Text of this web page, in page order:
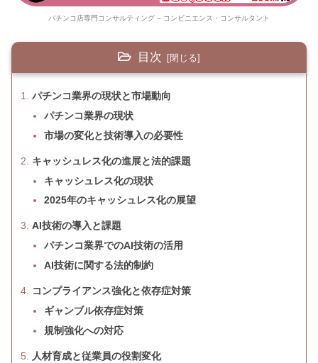
パチンコ店専門コンサルティング – コンビニエンス・コンサルタント
目次
パチンコ業界の現状と市場動向
パチンコ業界の現状
市場の変化と技術導入の必要性
キャッシュレス化の進展と法的課題
キャッシュレス化の現状
2025年のキャッシュレス化の展望
AI技術の導入と課題
パチンコ業界でのAI技術の活用
AI技術に関する法的制約
コンプライアンス強化と依存症対策
ギャンブル依存症対策
規制強化への対応
人材育成と従業員の役割変化